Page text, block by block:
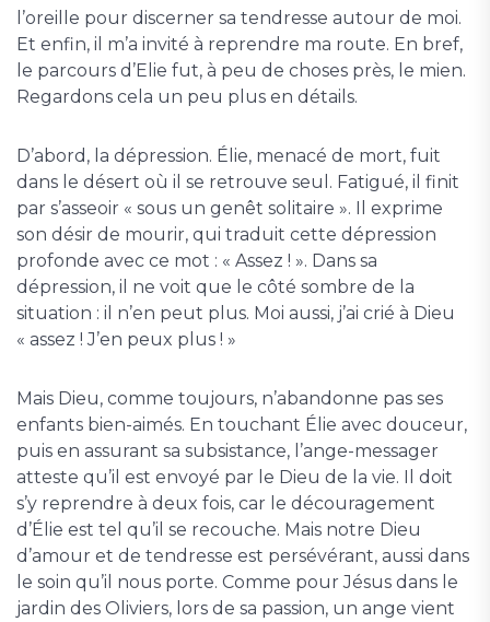
l’oreille pour discerner sa tendresse autour de moi.
Et enfin, il m’a invité à reprendre ma route. En bref,
le parcours d’Elie fut, à peu de choses près, le mien.
Regardons cela un peu plus en détails.
D’abord, la dépression. Élie, menacé de mort, fuit
dans le désert où il se retrouve seul. Fatigué, il finit
par s’asseoir « sous un genêt solitaire ». Il exprime
son désir de mourir, qui traduit cette dépression
profonde avec ce mot : « Assez ! ». Dans sa
dépression, il ne voit que le côté sombre de la
situation : il n’en peut plus. Moi aussi, j’ai crié à Dieu
« assez ! J’en peux plus ! »
Mais Dieu, comme toujours, n’abandonne pas ses
enfants bien-aimés. En touchant Élie avec douceur,
puis en assurant sa subsistance, l’ange-messager
atteste qu’il est envoyé par le Dieu de la vie. Il doit
s’y reprendre à deux fois, car le découragement
d’Élie est tel qu’il se recouche. Mais notre Dieu
d’amour et de tendresse est persévérant, aussi dans
le soin qu’il nous porte. Comme pour Jésus dans le
jardin des Oliviers, lors de sa passion, un ange vient